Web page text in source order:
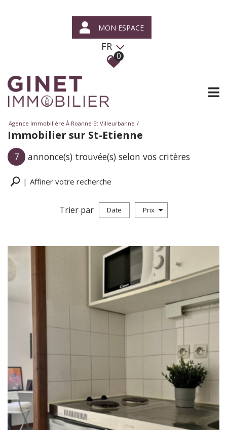
MON ESPACE
FR
0
Agence Immobilière À Roanne Et Villeurbanne
Immobilier sur St-Etienne
7 annonce(s) trouvée(s) selon vos critères
Affiner votre recherche
5KM
RECHERCHER
+ de critères +
Trier par Date Prix